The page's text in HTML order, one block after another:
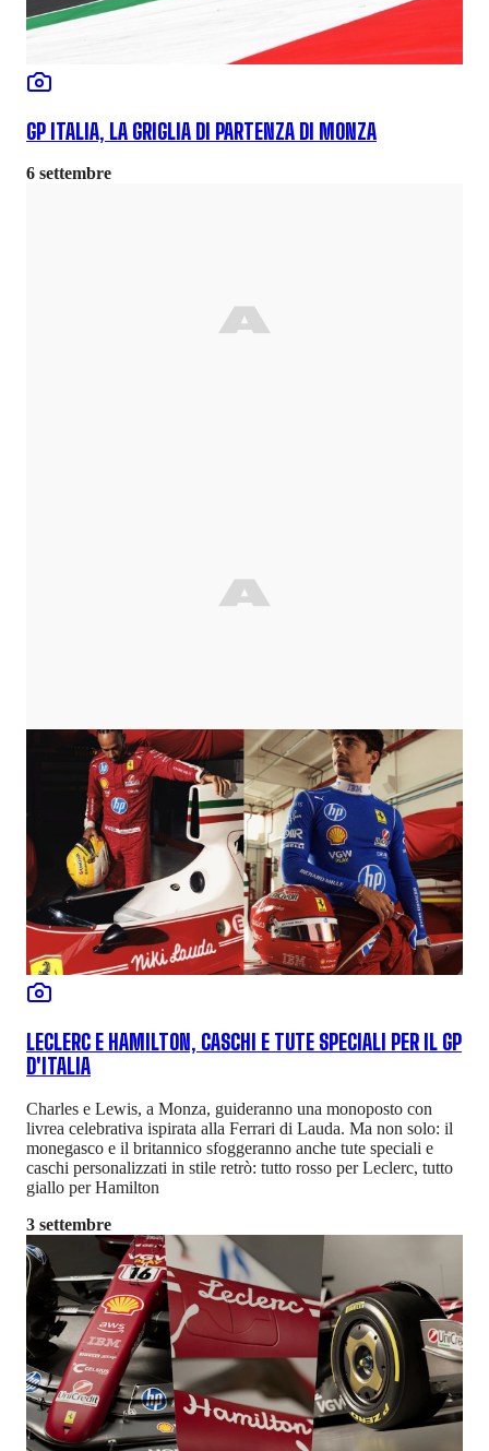
GP ITALIA, LA GRIGLIA DI PARTENZA DI MONZA
6 settembre
LECLERC E HAMILTON, CASCHI E TUTE SPECIALI PER IL GP
D'ITALIA
Charles e Lewis, a Monza, guideranno una monoposto con
livrea celebrativa ispirata alla Ferrari di Lauda. Ma non solo: il
monegasco e il britannico sfoggeranno anche tute speciali e
caschi personalizzati in stile retrò: tutto rosso per Leclerc, tutto
giallo per Hamilton
3 settembre